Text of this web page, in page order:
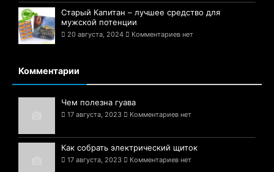
Старый Капитан – лучшее средство для
мужской потенции
20 августа, 2024 Комментариев нет
Комментарии
Чем полезна гуава
17 августа, 2023 Комментариев нет
Как собрать электрический щиток
17 августа, 2023 Комментариев нет